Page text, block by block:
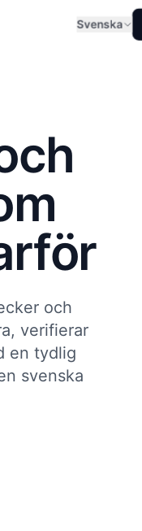
Svenska
och
verifierar
en tydlig
svenska